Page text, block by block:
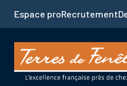
contenu
principal
Espace proRecrutement